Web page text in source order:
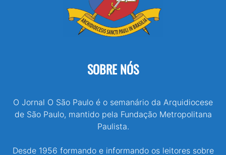
SOBRE NÓS
O Jornal O São Paulo é o semanário da Arquidiocese
de São Paulo, mantido pela Fundação Metropolitana
Paulista.
Desde 1956 formando e informando os leitores sobre